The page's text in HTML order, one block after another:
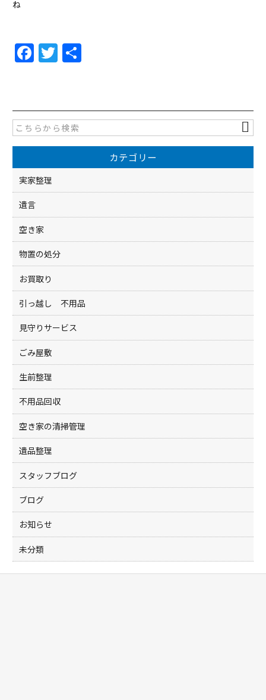
ね
F
a
e
b
o
o
k
T
w
er
カテゴリー
実家整理
遺言
空き家
物置の処分
お買取り
引っ越し 不用品
見守りサービス
ごみ屋敷
生前整理
不用品回収
空き家の清掃管理
遺品整理
スタッフブログ
ブログ
お知らせ
未分類